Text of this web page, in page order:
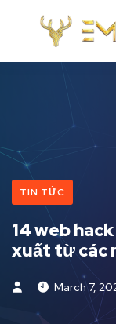
TIN TỨC
14 web
xuất từ các
March 7,